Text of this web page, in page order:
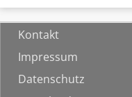
Kontakt
Impressum
Datenschutz